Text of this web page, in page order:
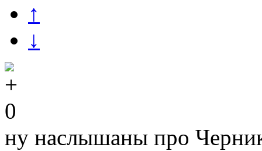
↑
↓
0
ну наслышаны про